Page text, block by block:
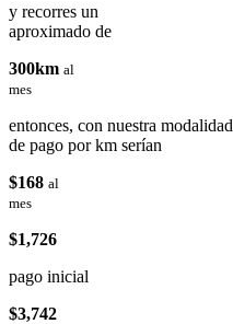
y recorres un
aproximado de
300km al
mes
entonces, con nuestra modalidad
de pago por km serían
$168 al
mes
$1,726
pago inicial
$3,742